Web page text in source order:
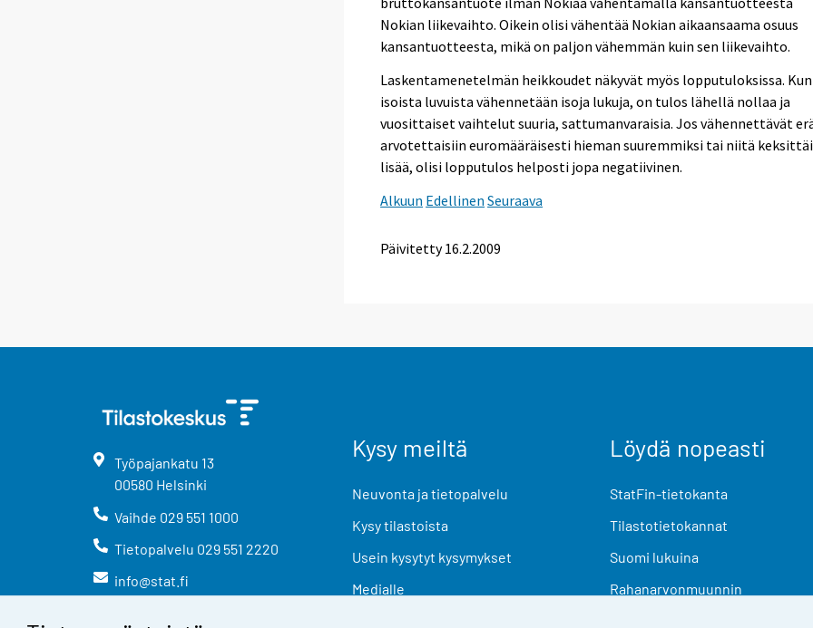
Nokian liikevaihto. Oikein olisi vähentää Nokian aikaansaama osuus
kansantuotteesta, mikä on paljon vähemmän kuin sen liikevaihto.
Laskentamenetelmän heikkoudet näkyvät myös lopputuloksissa. Kun
isoista luvuista vähennetään isoja lukuja, on tulos lähellä nollaa ja
vuosittaiset vaihtelut suuria, sattumanvaraisia. Jos vähennettävät
arvotettaisiin euromääräisesti hieman suuremmiksi tai niitä
lisää, olisi lopputulos helposti jopa negatiivinen.
Alkuun Edellinen Seuraava
Päivitetty16.2.2009
Työpajankatu 13
00580 Helsinki
Vaihde 029 551 1000
Tietopalvelu 029 551 2220
info@stat.fi
Kysy meiltä
Neuvonta ja tietopalvelu
Kysy tilastoista
Usein kysytyt kysymykset
Medialle
Löydä nopeasti
StatFin-tietokanta
Tilastotietokannat
Suomi lukuina
Rahanarvonmuunnin